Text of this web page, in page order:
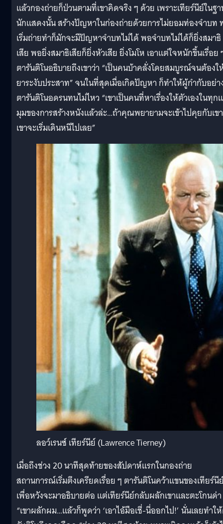
แล้วกองถ่ายก็ป่วนตามที่เขาคิดจริง ๆ ด้วย เพราะเทียร์นีย์ในฐ
นักแสดงนั้น สร้างปัญหาในก่องถ่ายด้วยการไม่ยอมท่องจำบท
เริ่มถ่ายทำก็มักจะมีปัญหาจำบทไม่ได้ พอจำบทไม่ได้ก็ยิ่งสมาธิ
เสีย พอยิ่งสมาธิเสียก็ยิ่งหัวเสีย ยิ่งโมโห เอาแต่ใจหนักขึ้นเรื่อย
ตารันติโนอธิบายถึงเขาว่า “เป็นคนบ้าคลั่งโดยสมบูรณ์จนต้องใ
ยาระงับประสาท” จนในที่สุดเมื่อเกิดปัญหา ก็ทำให้ผู้กำกับอย่า
ตารันติโนอดรนทนไม่ไหว “เขาเป็นคนที่หาเรื่องให้ตัวเองในทุก
มุมของการสร้างหนังแล้วล่ะ…ถ้าคุณพยายามจะเข้าไปคุยกับเขา
เขาจะเริ่มเดินหนีไปเลย”
ลอว์เรนซ์ เทียร์นีย์ (Lawrence Tierney)
เมื่อถึงช่วง 20 นาทีสุดท้ายของสัปดาห์แรกในกองถ่าย
สถานการณ์เริ่มตึงเครียดเรื่อย ๆ ตารันติโนคว้าแขนของเทียร์นี
เพื่อหวังจะมาอธิบายต่อ แต่เทียร์นีย์กลับผลักเขาและตะโกนด่า
“เขาผลักผม…แล้วก็พูดว่า ‘เอาไอ้มือเชี่-นี่ออกไป!’ นั่นเลยทำใ